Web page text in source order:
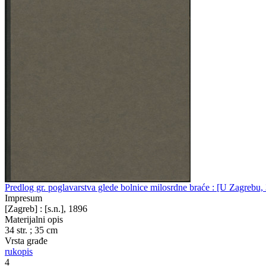
Predlog gr. poglavarstva glede bolnice milosrdne braće : [U
Impresum
[Zagreb] : [s.n.], 1896
Materijalni opis
34 str. ; 35 cm
Vrsta građe
rukopis
4